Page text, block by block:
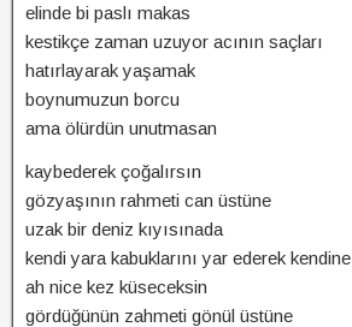
elinde bi paslı makas
kestikçe zaman uzuyor acının saçları
hatırlayarak yaşamak
boynumuzun borcu
ama ölürdün unutmasan
kaybederek çoğalırsın
gözyaşının rahmeti can üstüne
uzak bir deniz kıyısınada
kendi yara kabuklarını yar ederek kendine
ah nice kez küseceksin
gördüğünün zahmeti gönül üstüne